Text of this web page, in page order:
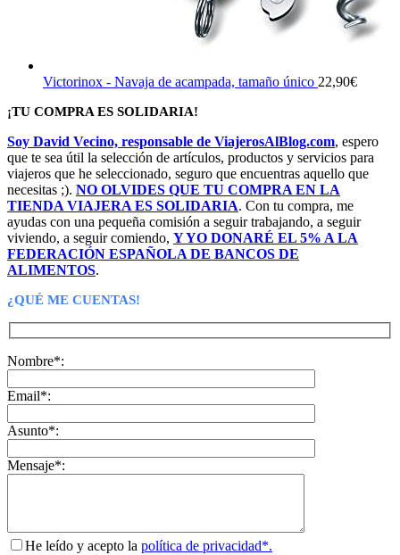
Victorinox - Navaja de acampada, tamaño único 22,90€
¡TU COMPRA ES SOLIDARIA!
Soy David Vecino, responsable de ViajerosAlBlog.com, espero
que te sea útil la selección de artículos, productos y servicios para
viajeros que he seleccionado, seguro que encuentras aquello que
necesitas ;). NO OLVIDES QUE TU COMPRA EN LA
TIENDA VIAJERA ES SOLIDARIA. Con tu compra, me
ayudas con una pequeña comisión a seguir trabajando, a seguir
viviendo, a seguir comiendo, Y YO DONARÉ EL 5% A LA
FEDERACIÓN ESPAÑOLA DE BANCOS DE
ALIMENTOS.
¿QUÉ ME CUENTAS!
Nombre*:
Email*:
Asunto*:
Mensaje*:
He leído y acepto la política de privacidad*.